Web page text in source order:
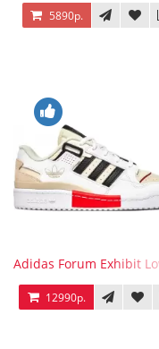
5890р.
Adidas Forum Exhibit
12990р.